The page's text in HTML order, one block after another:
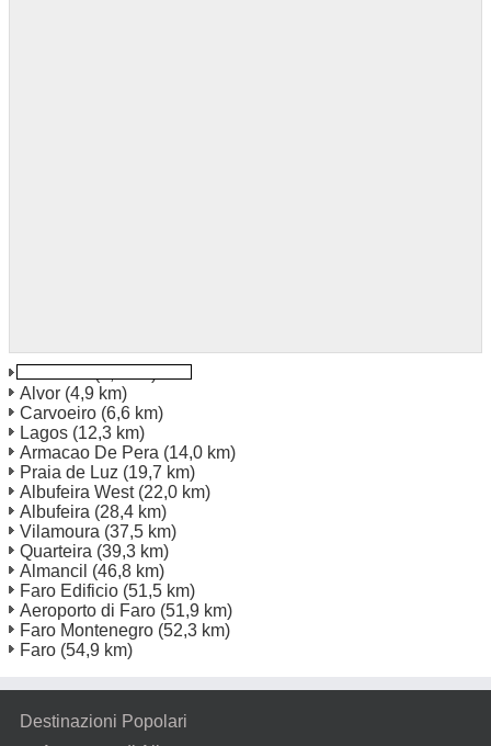
Alvor (4,9 km)
Carvoeiro (6,6 km)
Lagos (12,3 km)
Armacao De Pera (14,0 km)
Praia de Luz (19,7 km)
Albufeira West(22,0 km)
Albufeira (28,4 km)
Vilamoura (37,5 km)
Quarteira (39,3 km)
Almancil (46,8 km)
Faro Edificio (51,5 km)
Aeroporto di Faro (51,9 km)
Faro Montenegro (52,3 km)
Faro (54,9 km)
Destinazioni Popolari